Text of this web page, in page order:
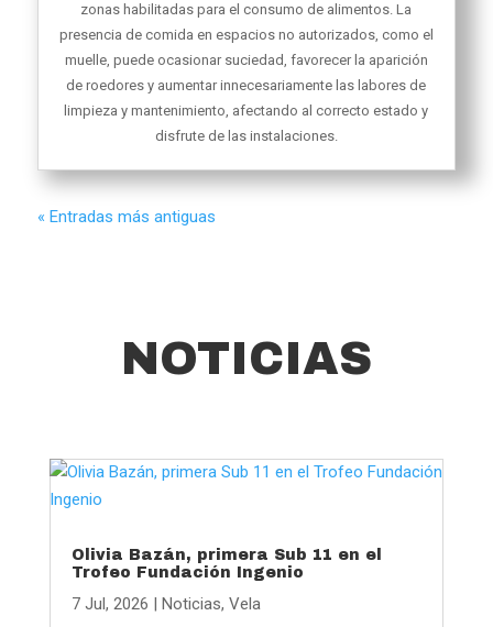
zonas habilitadas para el consumo de alimentos. La
presencia de comida en espacios no autorizados, como el
muelle, puede ocasionar suciedad, favorecer la aparición
de roedores y aumentar innecesariamente las labores de
limpieza y mantenimiento, afectando al correcto estado y
disfrute de las instalaciones.
« Entradas más antiguas
NOTICIAS
Olivia Bazán, primera Sub 11 en el
Trofeo Fundación Ingenio
7 Jul, 2026 Noticias, Vela